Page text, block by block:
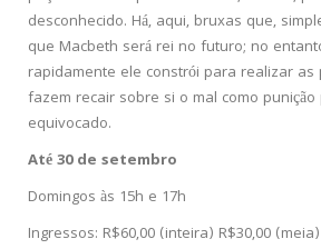
desconhecido. Há, aqui, bruxas que,
que Macbeth será rei no futuro; no
rapidamente ele constrói para realizar
fazem recair sobre si o mal como
equivocado.
Até 30 de setembro
Domingos às 15h e 17h
Ingressos: R$60,00 (inteira) R$30,00 (meia)